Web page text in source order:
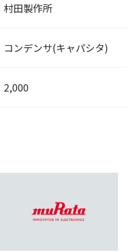
村田製作所
コンデンサ(キャパシタ)
2,000